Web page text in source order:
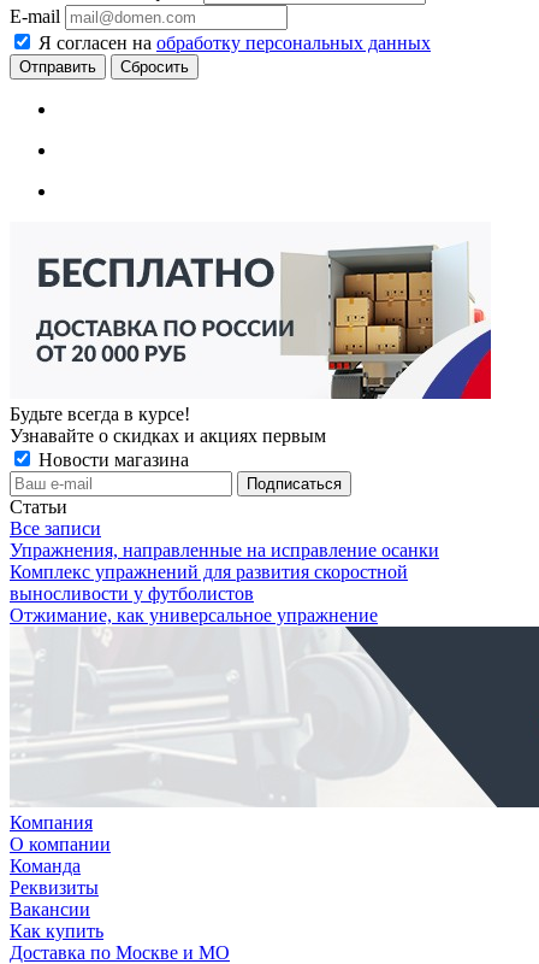
E-mail
Я согласен на обработку персональных данных
Сбросить
Будьте всегда в курсе!
Узнавайте о скидках и акциях первым
Новости магазина
Статьи
Все записи
Упражнения, направленные на исправление осанки
Комплекс упражнений для развития скоростной
выносливости у футболистов
Отжимание, как универсальное упражнение
Компания
О компании
Команда
Реквизиты
Вакансии
Как купить
Доставка по Москве и МО